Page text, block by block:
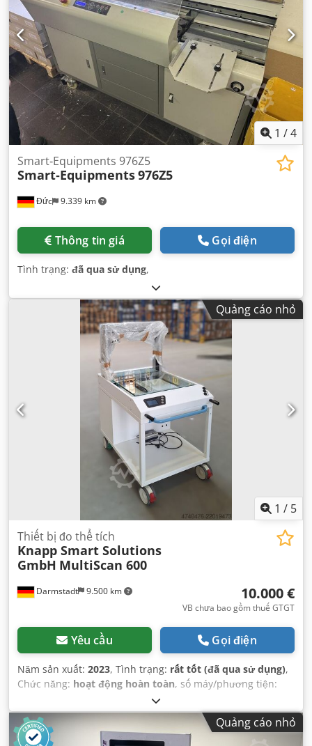
1 /4
Đức 9.339 km
Smart‑Equipments 976Z5
Smart‑Equipments976Z5
Thông tin giá Gọi điện
Tình trạng: đã qua sử dụng,
Quảng cáo nhỏ
1 / 5
Darmstadt 9.500 km
Thiết bị đo thể tích
Knapp Smart Solutions
GmbH MultiScan 600
10.000 €
VB chưa bao gồm thuế GTGT
Yêu cầu Gọi điện
Năm sản xuất: 2023, Tình trạng: rất tốt (đã qua sử dụng),
Chức năng: hoạt động hoàn toàn, số máy/phương tiện:
Quảng cáo nhỏ